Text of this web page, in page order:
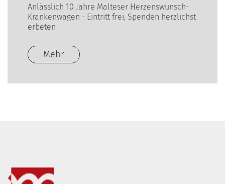
Anlässlich 10 Jahre Malteser Herzenswunsch-
Krankenwagen - Eintritt frei, Spenden herzlichst
erbeten
Mehr